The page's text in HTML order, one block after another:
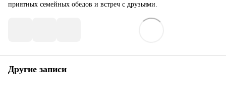
приятных семейных обедов и встреч с друзьями.
Другие записи